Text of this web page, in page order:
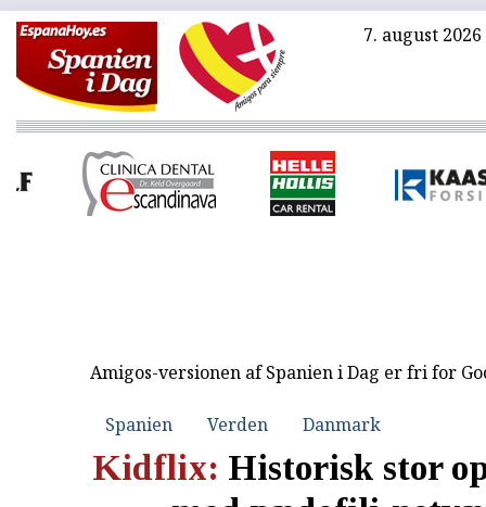
7. august 2026
Amigos-versionen af Spanien i Dag er fri for
Spanien Verden Danmark
Kidflix: Historisk stor